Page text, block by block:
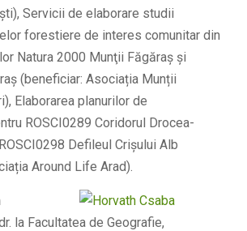
Servicii de elaborare studii
forestiere de interes comunitar din
Natura 2000 Munţii Făgăraş şi
(beneficiar: Asociația Munții
Elaborarea planurilor de
ROSCI0289 Coridorul Drocea-
Defileul Crişului Alb
Around Life Arad).
la Facultatea de Geografie,